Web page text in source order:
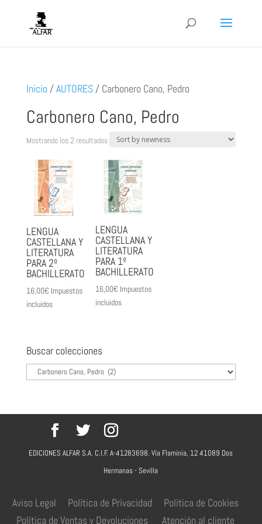
Inicio /AUTORES/ Carbonero Cano, Pedro
Carbonero Cano, Pedro
Mostrando los 2 resultadosOrdenado
por
los
últimos
LENGUA
CASTELLANA Y
LITERATURA
PARA 2º
BACHILLERATO
16,00€ Impuestos
incluidos
LENGUA
CASTELLANA Y
LITERATURA
PARA 1º
BACHILLERATO
16,00€ Impuestos
incluidos
Buscar colecciones
EDICIONES ALFAR S.A. C.I.F. A-41283698. Vía Flaminia, 12 41089 Dos
Hermanas - Sevilla
Aviso Legal Política de Privacidad
Política de Cookies
Política de Ventas y Devoluciones
Atención al cliente